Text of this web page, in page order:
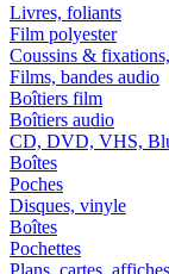
Livres, foliants
Film polyester
Coussins &
Films, bandes audio
Boîtiers film
Boîtiers audio
CD, DVD, VHS,
Boîtes
Poches
Disques, vinyle
Boîtes
Pochettes
Plans, cartes, affiches